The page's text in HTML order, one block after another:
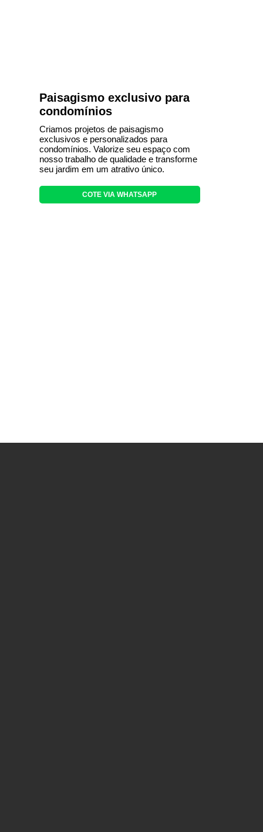
Paisagismo exclusivo para
condomínios
Criamos projetos de paisagismo
exclusivos e personalizados para
condomínios. Valorize seu espaço com
nosso trabalho de qualidade e transforme
seu jardim em um atrativo único.
COTE VIA WHATSAPP